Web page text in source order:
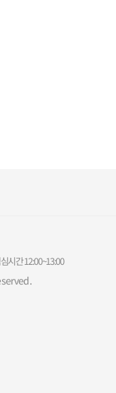
시간 12:00~13:00